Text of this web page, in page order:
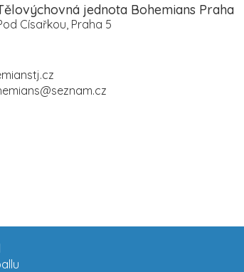
jednota Bohemians Praha
Císařkou, Praha 5